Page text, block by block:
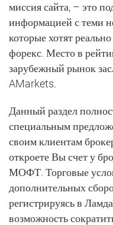
миссия сайта, – это
информацией с теми
которые хотят
форекс. Место в
зарубежный рынок
AMarkets.
Данный раздел
специальным
своим клиентам
откроете Вы счет у
МОФТ. Торговые
дополнительных
регистрируясь в
возможность